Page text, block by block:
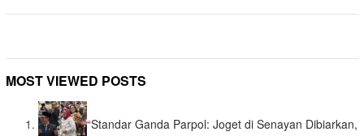
MOST VIEWED POSTS
“Standar Ganda Parpol: Joget di Senayan Dibiarkan,